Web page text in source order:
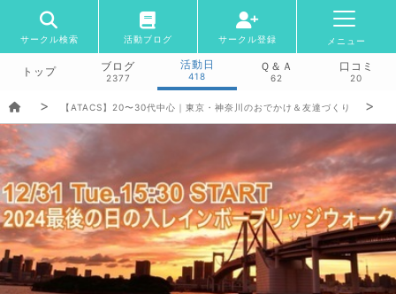
サークル検索 活動ブログ サークル登録 メニュー
トップ ブログ
2377
活動日
418
Ｑ＆Ａ
62
口コミ
20
【ATACS】20〜30代中心｜東京・神奈川のおでかけ＆友達づくり